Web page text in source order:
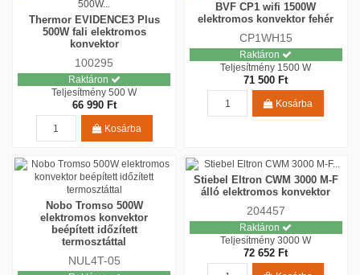
Thermor EVIDENCE3 Plus
500W fali elektromos
konvektor
100295
Raktáron
Teljesítmény500 W
66 990 Ft
Kosárba
BVF CP1 wifi 1500W
elektromos konvektor fehér
CP1WH15
Raktáron
Teljesítmény 1500 W
71 500 Ft
Kosárba
Nobo Tromso 500W
elektromos konvektor
beépített időzített
termosztáttal
NUL4T-05
Stiebel Eltron CWM 3000 M-F
álló elektromos konvektor
204457
Raktáron
Teljesítmény3000 W
72 652 Ft